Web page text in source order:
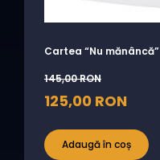
Cartea “Nu mănâncă”
145,00RON
125,00 RON
Adaugă în coș